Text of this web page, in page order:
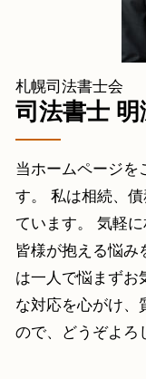
相続 財産 調
凍結口座解除
借金返済 岩
債務整理 苫
自己破産 岩内
札幌司法書士会
司法書士 明
当ホームページを
す。 私は相続、
ています。 気軽
皆様が抱える悩み
は一人で悩まずお
な対応を心がけ、
ので、どうぞよろ